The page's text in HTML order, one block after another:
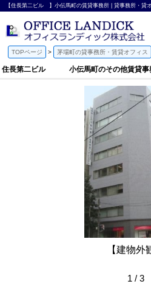
【住長第二ビル 】小伝馬町の賃貸事務所 | 貸事務所・貸
TOPページ 茅場町の貸事務所・賃貸オフィス
住長第二ビル 小伝馬町のその他賃貸事
【建物外
1 / 3